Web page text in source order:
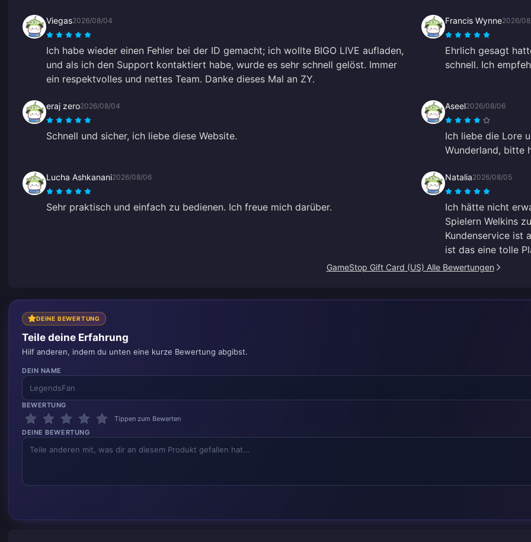
Viegas2026/08/04
Ich habe wieder einen Fehler bei der ID gemacht; ich wollte BIGO LIVE aufladen,
und als ich den Support kontaktiert habe, wurde es sehr schnell gelöst. Immer
ein respektvolles und nettes Team. Danke dieses Mal an ZY.
Francis Wynne2026/
Ehrlich gesagt
schnell. Ich
eraj zero2026/08/04
Schnell und sicher, ich liebe diese Website.
Aseel2026/08/06
Ich liebe die Lore
Wunderland, bitte
Lucha Ashkanani2026/08/06
Sehr praktisch und einfach zu bedienen. Ich freue mich darüber.
Natalia2026/08/05
Ich hätte nicht
Spielern Welkins
Kundenservice ist
ist das eine tolle
GameStop Gift Card (US) Alle Bewertungen
DEINE BEWERTUNG
Teile deine Erfahrung
Hilf anderen, indem du unten eine kurze Bewertung abgibst.
DEIN NAME
BEWERTUNG
Tippen zum Bewerten
DEINE BEWERTUNG